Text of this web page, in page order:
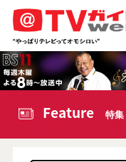
Feature 特集